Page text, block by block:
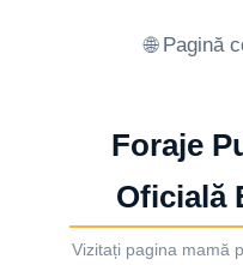
🌐 Pagină
Foraje
Oficială
Vizitați pagina mamă